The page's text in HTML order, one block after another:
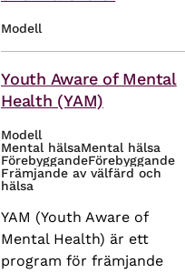
Modell
Youth Aware of Mental
Health (YAM)
Modell
Mental hälsaMental hälsa
FörebyggandeFörebyggande
Främjande av välfärd och
hälsa
YAM (Youth Aware of
Mental Health) är ett
program för främjande